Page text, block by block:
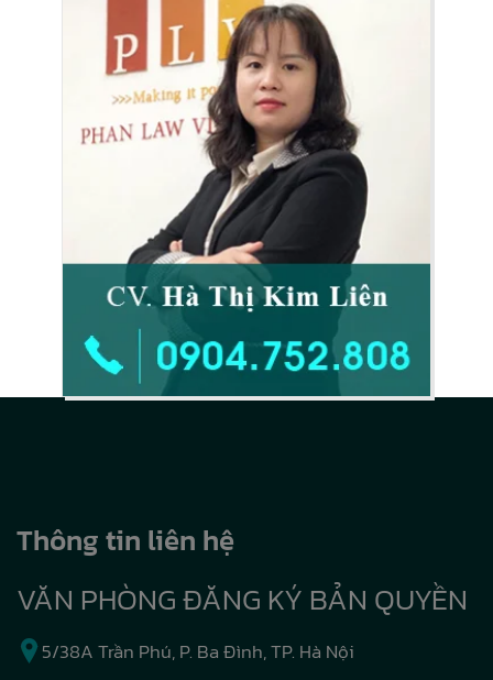
Thông tin liên hệ
VĂN PHÒNG ĐĂNG KÝ BẢN QUYỀN
5/38A Trần Phú, P. Ba Đình, TP. Hà Nội